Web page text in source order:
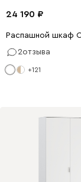
24 190
Распашной шкаф
2отзыва
+121